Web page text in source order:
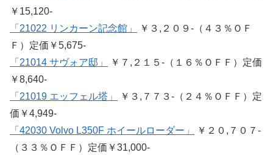
￥15,120-
「21022 リンカーン記念館」
￥３,２０９-（４３％ＯＦ
Ｆ）定価￥5,675-
「21014 サヴォア邸」
￥７,２１５-（１６％ＯＦＦ）定価
￥8,640-
「21019 エッフェル塔」
￥３,７７３-（２４％ＯＦＦ）定
価￥4,949-
「42030 Volvo L350F ホイールローダー」
￥２０,７０７-
（３３％ＯＦＦ）定価￥31,000-